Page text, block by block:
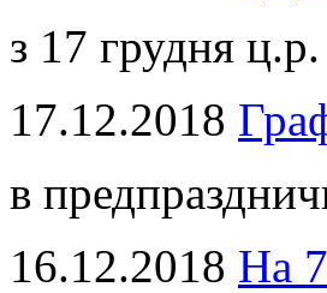
з 17 грудня
17.12.2018
в
16.12.2018 На